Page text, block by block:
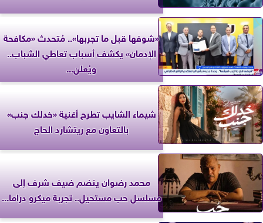
«شوفها قبل ما تجربها».. مُتحدث «مكافحة
الإدمان» يكشف أسباب تعاطي الشباب..
ويُعلن...
شيماء الشايب تطرح أغنية «خدلك جنب»
بالتعاون مع ريتشارد الحاج
محمد رضوان ينضم ضيف شرف إلى
مسلسل حب مستحيل.. تجربة ميكرو دراما...